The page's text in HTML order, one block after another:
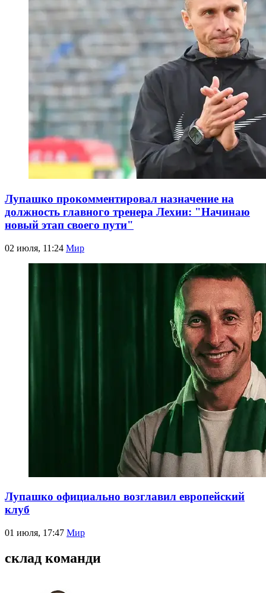
Лупашко прокомментировал назначение на
должность главного тренера Лехии: "Начинаю
новый этап своего пути"
02 июля, 11:24 Мир
Лупашко официально возглавил европейский
клуб
01 июля, 17:47 Мир
склад команди